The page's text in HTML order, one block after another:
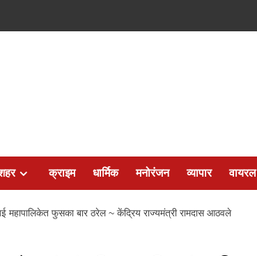
क्राइम धार्मिक मनोरंजन व्यापार वायरल
महापालिकेत फुसका बार ठरेल ~ केंद्रिय राज्यमंत्री रामदास आठवले